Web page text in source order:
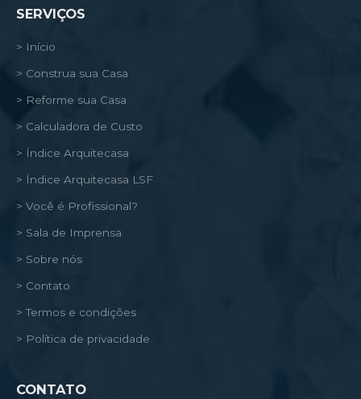
SERVIÇOS
> Início
> Construa sua Casa
> Reforme sua Casa
> Calculadora de Custo
> Índice Arquitecasa
> Índice Arquitecasa LSF
> Você é Profissional?
> Sala de Imprensa
> Sobre nós
> Contato
> Termos e condições
> Política de privacidade
CONTATO